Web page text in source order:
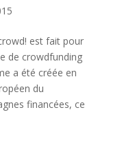
est fait pour
de crowdfunding
a été créée en
du
financées, ce